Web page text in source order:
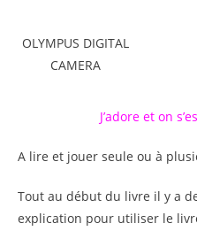
OLYMPUS DIGITAL
CAMERA
J’adore et on
A lire et jouer seule ou à
Tout au début du livre il y a
explication pour utiliser le